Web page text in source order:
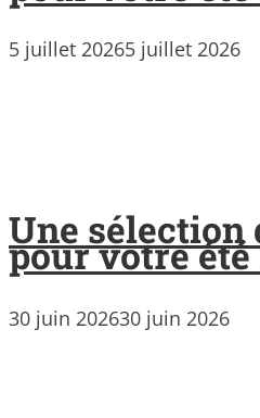
5 juillet 20265 juillet 2026
Une sélection
pour votre été
30 juin 202630 juin 2026